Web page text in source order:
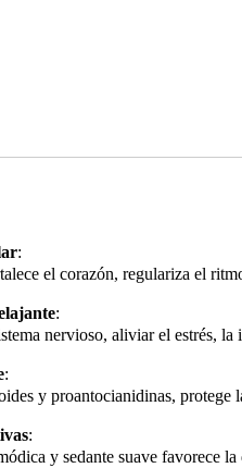
:
el corazón, regulariza el
:
nervioso, aliviar el estrés,
:
y proantocianidinas,
:
y sedante suave favorece